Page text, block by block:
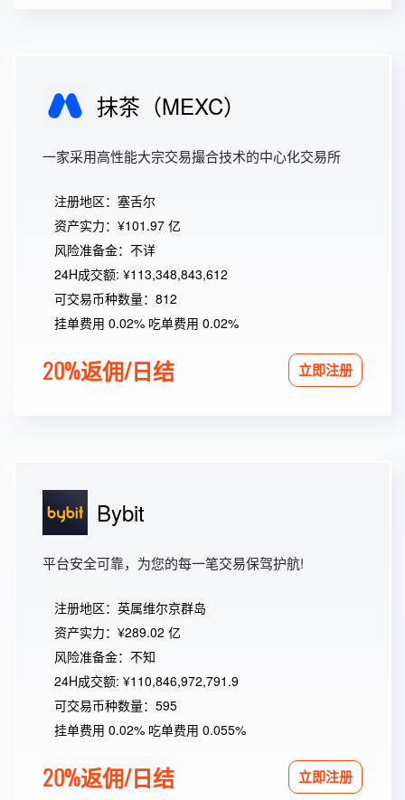
抹茶（MEXC）
一家采用高性能大宗交易撮合技术的中心化交易所
注册地区：塞舌尔
资产实力：¥101.97 亿
风险准备金：不详
24H成交额: ¥113,348,843,612
可交易币种数量：812
挂单费用 0.02% 吃单费用 0.02%
20%返佣/日结 立即注册
Bybit
平台安全可靠，为您的每一笔交易保驾护航!
注册地区：英属维尔京群岛
资产实力：¥289.02 亿
风险准备金：不知
24H成交额: ¥110,846,972,791.9
可交易币种数量：595
挂单费用 0.02% 吃单费用 0.055%
20%返佣/日结 立即注册